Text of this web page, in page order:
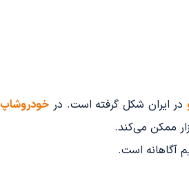
در ایران شکل گرفته است. در خودروشاپ
ممکن می‌کند.
آگاهانه است.